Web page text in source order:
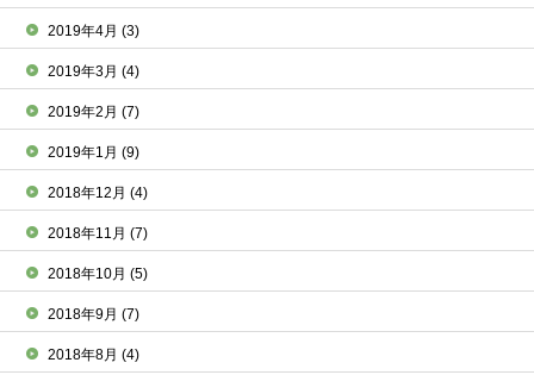
2019年4月(3)
2019年3月(4)
2019年2月(7)
2019年1月(9)
2018年12月(4)
2018年11月(7)
2018年10月(5)
2018年9月(7)
2018年8月(4)